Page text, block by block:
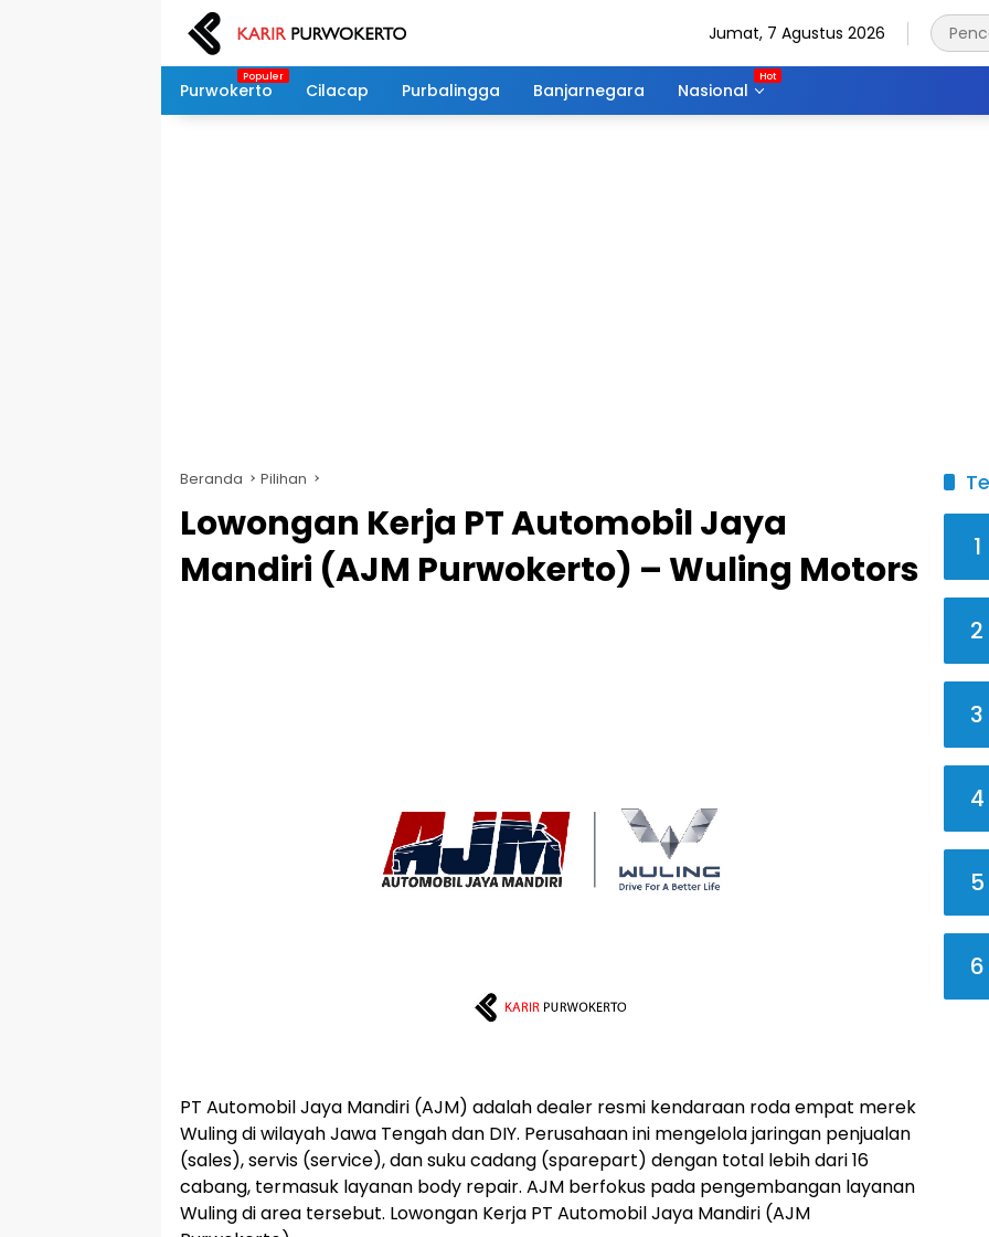
Jumat, 7 Agustus 2026
Purwokerto Cilacap Purbalingga Banjarnegara Nasional
Beranda Pilihan
Lowongan Kerja PT Automobil Jaya
Mandiri (AJM Purwokerto) – Wuling Motors
PT Automobil Jaya Mandiri (AJM) adalah dealer resmi kendaraan roda empat merek
Wuling di wilayah Jawa Tengah dan DIY. Perusahaan ini mengelola jaringan penjualan
(sales), servis (service), dan suku cadang (sparepart) dengan total lebih dari 16
cabang, termasuk layanan body repair. AJM berfokus pada pengembangan layanan
Wuling di area tersebut. Lowongan Kerja PT Automobil Jaya Mandiri (AJM
1
2
3
4
5
6